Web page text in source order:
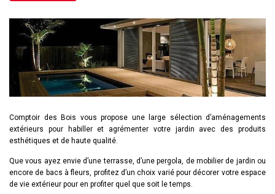
Comptoir des Bois vous propose une large sélection d’aménagements
extérieurs pour habiller et agrémenter votre jardin avec des produits
esthétiques et de haute qualité.
Que vous ayez envie d’une terrasse, d’une pergola, de mobilier de jardin ou
encore de bacs à fleurs, profitez d’un choix varié pour décorer votre espace
de vie extérieur pour en profiter quel que soit le temps.